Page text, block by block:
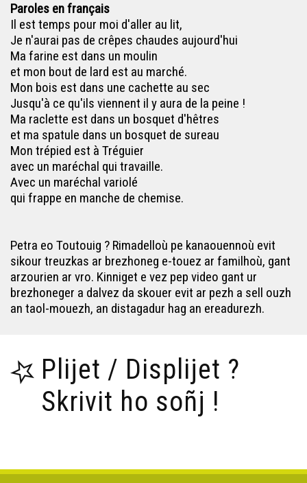
Paroles en français
Il est temps pour moi d'aller au lit,
Je n'aurai pas de crêpes chaudes aujourd'hui
Ma farine est dans un moulin
et mon bout de lard est au marché.
Mon bois est dans une cachette au sec
Jusqu'à ce qu'ils viennent il y aura de la peine !
Ma raclette est dans un bosquet d'hêtres
et ma spatule dans un bosquet de sureau
Mon trépied est à Tréguier
avec un maréchal qui travaille.
Avec un maréchal variolé
qui frappe en manche de chemise.
Petra eo Toutouig ? Rimadelloù pe kanaouennoù evit
sikour treuzkas ar brezhoneg e-touez ar familhoù, gant
arzourien ar vro. Kinniget e vez pep video gant ur
brezhoneger a dalvez da skouer evit ar pezh a sell ouzh
an taol-mouezh, an distagadur hag an ereadurezh.
Plijet / Displijet ?
Skrivit ho soñj !